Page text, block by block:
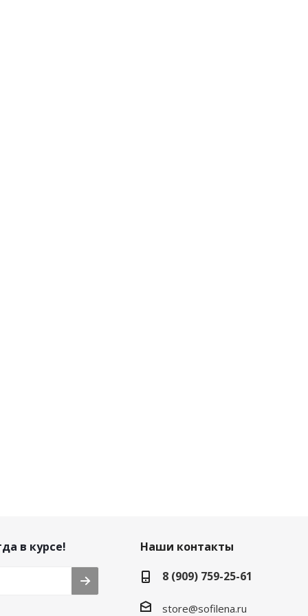
в курсе!
Наши контакты
8 (909) 759-25-61
store@sofilena.ru